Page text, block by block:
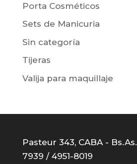
Porta Cosméticos
Sets de Manicuria
Sin categoría
Tijeras
Valija para maquillaje
Pasteur 343, CABA -
7939 / 4951-8019